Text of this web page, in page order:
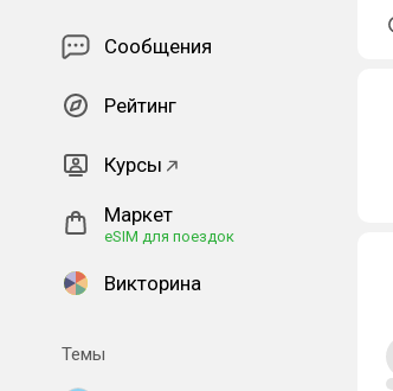
Сообщения
Рейтинг
Курсы
Маркет
eSIM для поездок
Викторина
Темы